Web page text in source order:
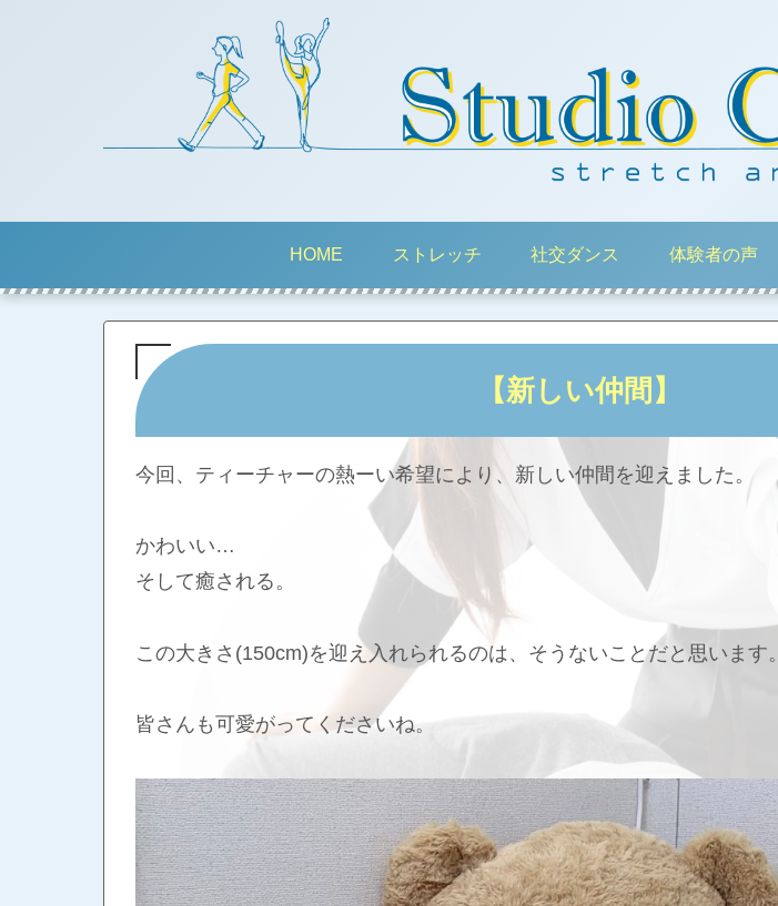
HOME ストレッチ 社交ダンス 体験者の声
【新しい仲間】
今回、ティーチャーの熱ーい希望により、新しい仲間を迎えました。
かわいい…
そして癒される。
この大きさ(150cm)を迎え入れられるのは、そうないことだと思います。
皆さんも可愛がってくださいね。